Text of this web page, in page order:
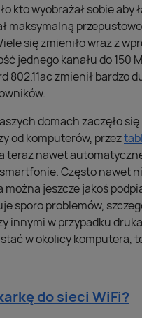
kto wyobrażał sobie
maksymalną
się zmieniło wraz z
jednego kanału do 150
802.11ac zmienił bardzo
domach zaczęło
od komputerów, przez
teraz nawet
Często nawet
jeszcze jakoś
sporo problemów,
innymi w przypadku
w okolicy komputera,
do sieci WiFi?